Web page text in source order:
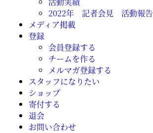
2022年 記者会見 活動報告
メディア掲載
登録
会員登録する
チームを作る
メルマガ登録する
スタッフになりたい
ショップ
寄付する
退会
お問い合わせ